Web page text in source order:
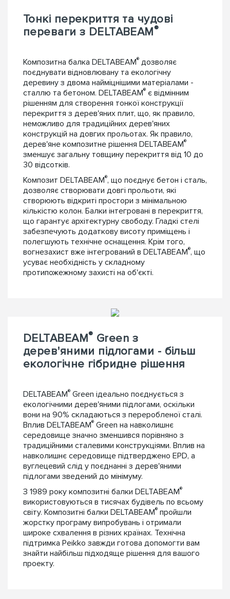
Тонкі перекриття та чудові
переваги з DELTABEAM®
Композитна балка DELTABEAM® дозволяє
поєднувати відновлювану та екологічну
деревину з двома найміцнішими матеріалами -
сталлю та бетоном. DELTABEAM® є відмінним
рішенням для створення тонкої конструкції
перекриття з дерев'яних плит, що, як правило,
неможливо для традиційних дерев'яних
конструкцій на довгих прольотах. Як правило,
дерев'яне композитне рішення DELTABEAM®
зменшує загальну товщину перекриття від 10 до
30 відсотків.
Композит DELTABEAM®, що поєднує бетон і сталь,
дозволяє створювати довгі прольоти, які
створюють відкриті простори з мінімальною
кількістю колон. Балки інтегровані в перекриття,
що гарантує архітектурну свободу. Гладкі стелі
забезпечують додаткову висоту приміщень і
полегшують технічне оснащення. Крім того,
вогнезахист вже інтегрований в DELTABEAM®, що
усуває необхідність у складному
протипожежному захисті на об'єкті.
DELTABEAM® Green з
дерев'яними підлогами - більш
екологічне гібридне рішення
DELTABEAM® Green ідеально поєднується з
екологічними дерев'яними підлогами, оскільки
вони на 90% складаються з переробленої сталі.
Вплив DELTABEAM® Green на навколишнє
середовище значно зменшився порівняно з
традиційними сталевими конструкціями. Вплив на
навколишнє середовище підтверджено EPD, а
вуглецевий слід у поєднанні з дерев'яними
підлогами зведений до мінімуму.
З 1989 року композитні балки DELTABEAM®
використовуються в тисячах будівель по всьому
світу. Композитні балки DELTABEAM® пройшли
жорстку програму випробувань і отримали
широке схвалення в різних країнах. Технічна
підтримка Peikko завжди готова допомогти вам
знайти найбільш підходяще рішення для вашого
проекту.